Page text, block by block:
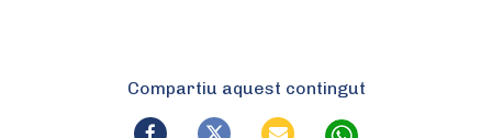
Compartiu aquest contingut